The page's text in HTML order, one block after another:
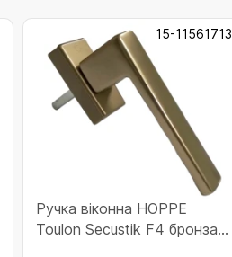
15-11561713
Ручка віконна HOPPE
Toulon Secustik F4 бронза